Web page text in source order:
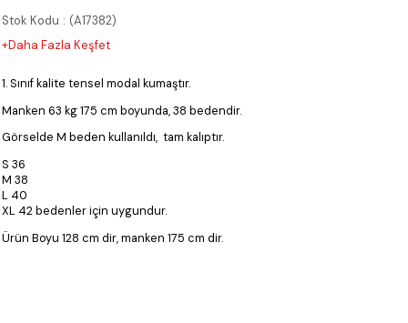
Stok Kodu
(A17382)
+Daha Fazla Keşfet
1. Sınıf kalite tensel modal kumaştır.
Manken 63 kg 175 cm boyunda, 38 bedendir.
Görselde M beden kullanıldı, tam kalıptır.
S 36
M 38
L 40
XL 42 bedenler için uygundur.
Ürün Boyu 128 cm dir, manken 175 cm dir.